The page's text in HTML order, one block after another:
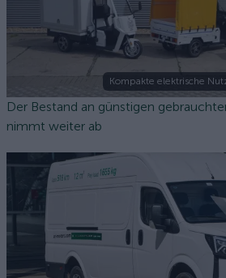
Kompakte elektrische
Der Bestand an günstigen
nimmt weiter ab